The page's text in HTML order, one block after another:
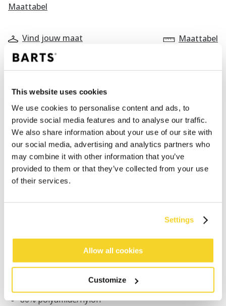
This website uses cookies
We use cookies to personalise content and ads, to
provide social media features and to analyse our traffic.
We also share information about your use of our site with
our social media, advertising and analytics partners who
may combine it with other information that you’ve
provided to them or that they’ve collected from your use
of their services.
Settings
Allow all cookies
Customize
Maattabel
Vind jouw maat Maattabel
KLEURoff white
IN WINKELWAGEN
Bestellingen die op werkdagen vóór 12:00 uur
worden geplaatst, worden dezelfde dag verzonden
Gratis verzending voor orders boven € 50,- binnen
Corrigerend badpak met twist detail aan de
80% polyamide/nylon